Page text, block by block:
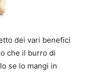
dei vari benefici
che il burro di
se lo mangi in